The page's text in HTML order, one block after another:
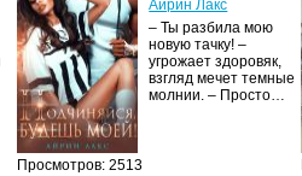
Просмотров: 2513
Айрин Лакс
– Ты разбила мою
новую тачку! –
угрожает здоровяк,
взгляд мечет темные
молнии. – Просто…